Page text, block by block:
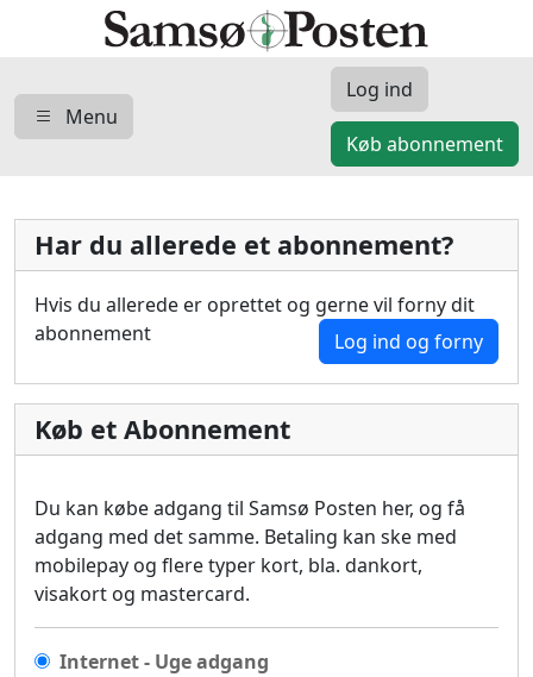
Menu
Log ind
Køb abonnement
Har du allerede et abonnement?
Hvis du allerede er oprettet og gerne vil forny dit
abonnement
Log ind og forny
Køb et Abonnement
Du kan købe adgang til Samsø Posten her, og få
adgang med det samme. Betaling kan ske med
mobilepay og flere typer kort, bla. dankort,
visakort og mastercard.
Internet - Uge adgang